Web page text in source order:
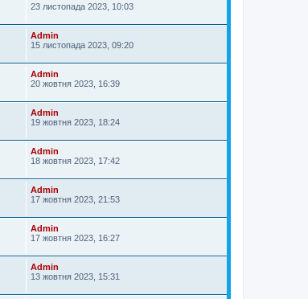
23 листопада 2023, 10:03
Admin
15 листопада 2023, 09:20
Admin
20 жовтня 2023, 16:39
Admin
19 жовтня 2023, 18:24
Admin
18 жовтня 2023, 17:42
Admin
17 жовтня 2023, 21:53
Admin
17 жовтня 2023, 16:27
Admin
13 жовтня 2023, 15:31